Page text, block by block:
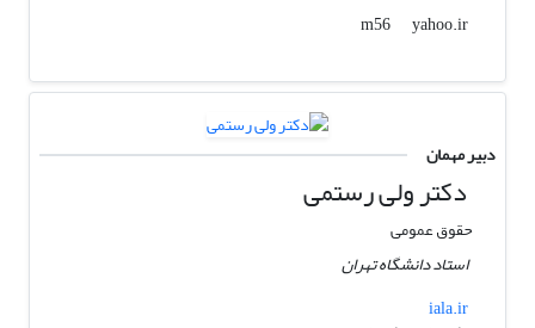
m56
yahoo.ir
دبیر مهمان
دکتر ولی رستمی
حقوق عمومی
استاد دانشگاه تهران
iala.ir